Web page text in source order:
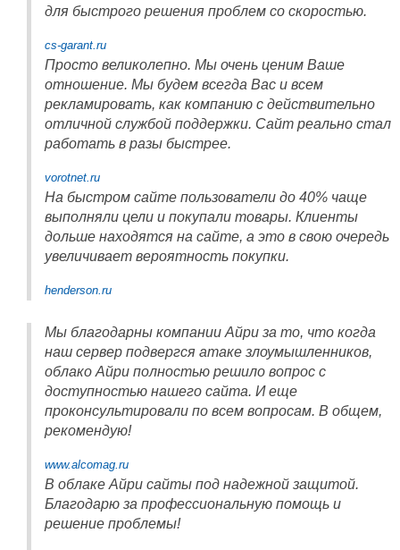
для быстрого решения проблем со скоростью.
cs-garant.ru
Просто великолепно. Мы очень ценим Ваше
отношение. Мы будем всегда Вас и всем
рекламировать, как компанию с действительно
отличной службой поддержки. Сайт реально стал
работать в разы быстрее.
vorotnet.ru
На быстром сайте пользователи до 40% чаще
выполняли цели и покупали товары. Клиенты
дольше находятся на сайте, а это в свою очередь
увеличивает вероятность покупки.
henderson.ru
Мы благодарны компании Айри за то, что когда
наш сервер подвергся атаке злоумышленников,
облако Айри полностью решило вопрос с
доступностью нашего сайта. И еще
проконсультировали по всем вопросам. В общем,
рекомендую!
www.alcomag.ru
В облаке Айри сайты под надежной защитой.
Благодарю за профессиональную помощь и
решение проблемы!